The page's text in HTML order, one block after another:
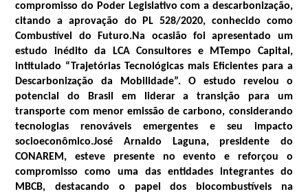
compromisso do Poder Legislativo com a descarbonização,
citando a aprovação do PL 528/2020, conhecido como
Combustível do Futuro.Na ocasião foi apresentado um
estudo inédito da LCA Consultores e MTempo Capital,
intitulado “Trajetórias Tecnológicas mais Eficientes para a
Descarbonização da Mobilidade”. O estudo revelou o
potencial do Brasil em liderar a transição para um
transporte com menor emissão de carbono, considerando
tecnologias renováveis emergentes e seu impacto
socioeconômico.José Arnaldo Laguna, presidente do
CONAREM, esteve presente no evento e reforçou o
compromisso como uma das entidades integrantes do
MBCB, destacando o papel dos biocombustíveis na